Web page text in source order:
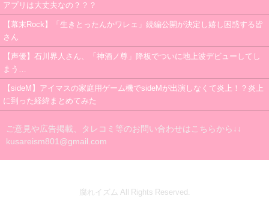
アプリは大丈夫なの？？？
【幕末Rock】「生きとったんかワレェ」続編公開が決定し嬉し困惑する皆
さん
【声優】石川界人さん、「神酒ノ尊」降板でついに地上波デビューしてし
まう…
【sideM】アイマスの家庭用ゲーム機でsideMが出演しなくて炎上！？炎上
に到った経緯まとめてみた
ご意見や広告掲載、タレコミ等のお問い合わせはこちらから↓↓
kusareism801@gmail.com
腐れイズム All Rights Reserved.